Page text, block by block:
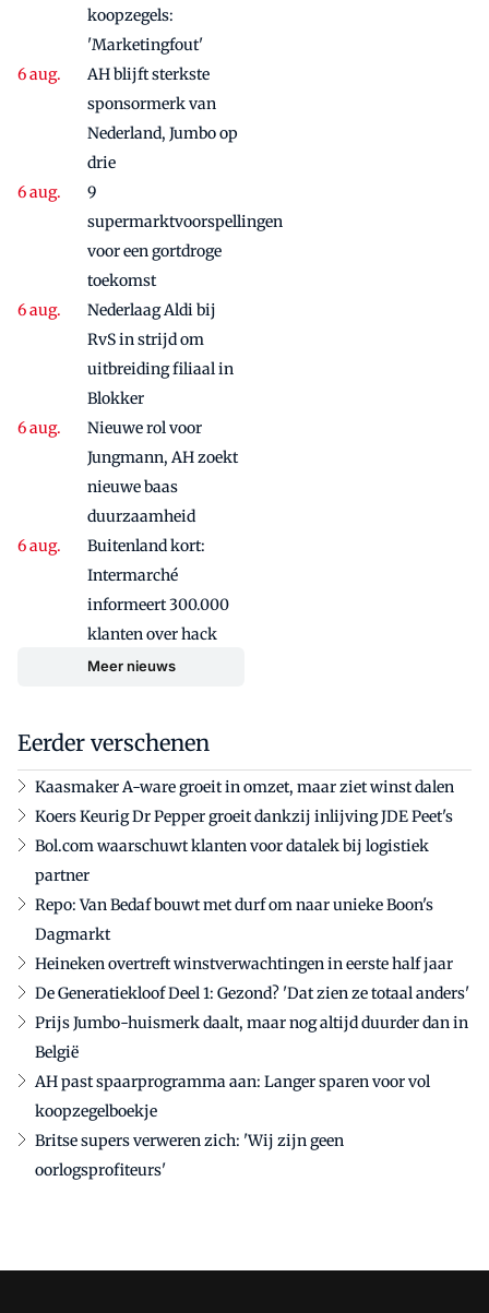
koopzegels:
'Marketingfout'
AH blijft sterkste
sponsormerk van
Nederland, Jumbo op
drie
9
supermarktvoorspellingen
voor een gortdroge
toekomst
Nederlaag Aldi bij
RvS in strijd om
uitbreiding filiaal in
Blokker
Nieuwe rol voor
Jungmann, AH zoekt
nieuwe baas
duurzaamheid
Buitenland kort:
Intermarché
informeert 300.000
klanten over hack
Meer nieuws
Eerder verschenen
Kaasmaker A-ware groeit in omzet, maar ziet winst dalen
Koers Keurig Dr Pepper groeit dankzij inlijving JDE Peet's
Bol.com waarschuwt klanten voor datalek bij logistiek
partner
Repo: Van Bedaf bouwt met durf om naar unieke Boon's
Dagmarkt
Heineken overtreft winstverwachtingen in eerste half jaar
De Generatiekloof Deel 1: Gezond? 'Dat zien ze totaal anders'
Prijs Jumbo-huismerk daalt, maar nog altijd duurder dan in
België
AH past spaarprogramma aan: Langer sparen voor vol
koopzegelboekje
Britse supers verweren zich: 'Wij zijn geen
oorlogsprofiteurs'